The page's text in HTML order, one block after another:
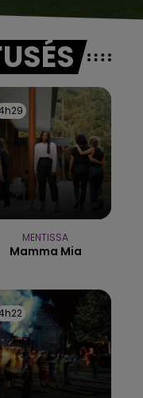
FM
MENTISSA
Mamma Mia